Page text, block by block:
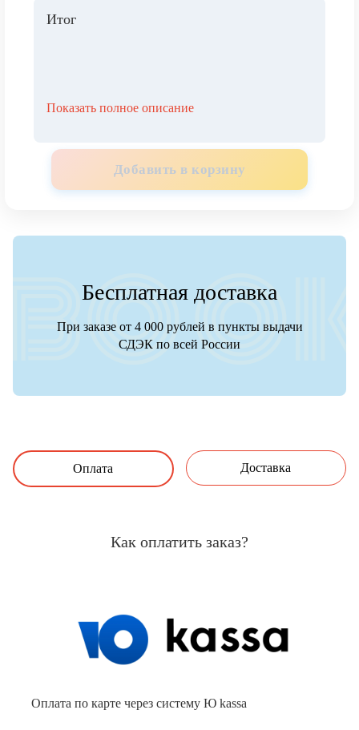
Итог
Показать полное описание
Добавить в корзину
Бесплатная доставка
При заказе от 4 000 рублей в пункты выдачи
СДЭК по всей России
Оплата Доставка
Как оплатить заказ?
Оплата по карте через систему Ю kassa